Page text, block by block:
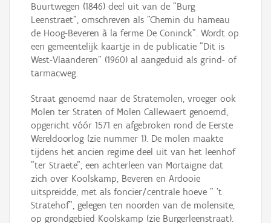
Buurtwegen (1846) deel uit van de "Burg
Leenstraet", omschreven als "Chemin du hameau
de Hoog-Beveren à la ferme De Coninck". Wordt op
een gemeentelijk kaartje in de publicatie "Dit is
West-Vlaanderen" (1960) al aangeduid als grind- of
tarmacweg.
Straat genoemd naar de Stratemolen, vroeger ook
Molen ter Straten of Molen Callewaert genoemd,
opgericht vóór 1571 en afgebroken rond de Eerste
Wereldoorlog (zie nummer 1). De molen maakte
tijdens het ancien regime deel uit van het leenhof
"ter Straete", een achterleen van Mortaigne dat
zich over Koolskamp, Beveren en Ardooie
uitspreidde, met als foncier/centrale hoeve " 't
Stratehof", gelegen ten noorden van de molensite,
op grondgebied Koolskamp (zie Burgerleenstraat).